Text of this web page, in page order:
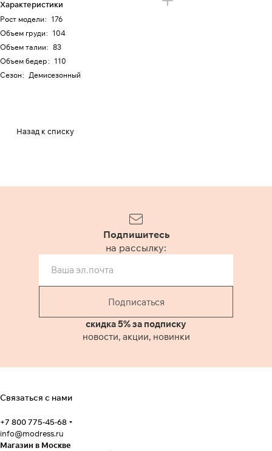
Характеристики
Рост модели: 176
Объем груди: 104
Объем талии: 83
Объем бедер: 110
Сезон: Демисезонный
Назад к списку
Подпишитесь
на рассылку:
Подписаться
скидка 5% за подписку
новости, акции, новинки
Связаться с нами
+7 800 775-45-68
info@modress.ru
Магазин в Москве